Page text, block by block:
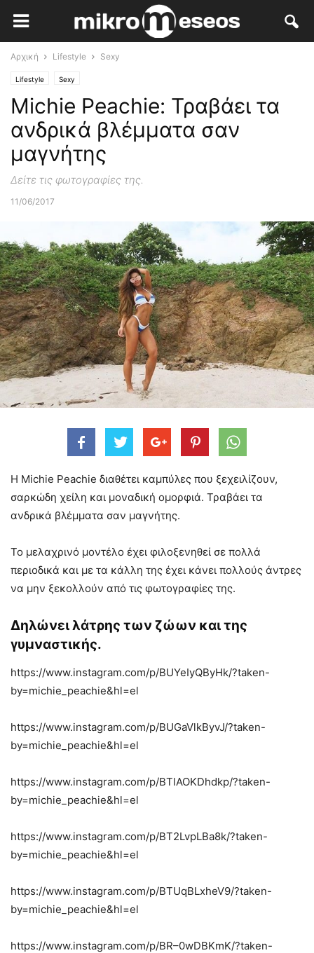
Αρχική Lifestyle Sexy
Lifestyle Sexy
Michie Peachie: Τραβάει τα
ανδρικά βλέμματα σαν
μαγνήτης
Δείτε τις φωτογραφίες της.
11/06/2017
H Michie Peachie διαθέτει καμπύλες που ξεχειλίζουν,
σαρκώδη χείλη και μοναδική ομορφιά. Τραβάει τα
ανδρικά βλέμματα σαν μαγνήτης.
Το μελαχρινό μοντέλο έχει φιλοξενηθεί σε πολλά
περιοδικά και με τα κάλλη της έχει κάνει πολλούς άντρες
να μην ξεκολλούν από τις φωτογραφίες της.
Δηλώνει λάτρης των ζώων και της
γυμναστικής.
https://www.instagram.com/p/BUYeIyQByHk/?taken-
by=michie_peachie&hl=el
https://www.instagram.com/p/BUGaVlkByvJ/?taken-
by=michie_peachie&hl=el
https://www.instagram.com/p/BTlAOKDhdkp/?taken-
by=michie_peachie&hl=el
https://www.instagram.com/p/BT2LvpLBa8k/?taken-
by=michie_peachie&hl=el
https://www.instagram.com/p/BTUqBLxheV9/?taken-
by=michie_peachie&hl=el
https://www.instagram.com/p/BR–0wDBKmK/?taken-